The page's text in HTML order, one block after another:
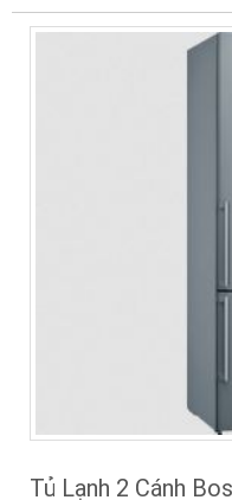
Tủ Lạnh 2 Cánh